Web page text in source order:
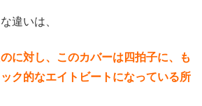
違いは、
に対し、このカバーは四拍子に、も
ク的なエイトビートになっている所